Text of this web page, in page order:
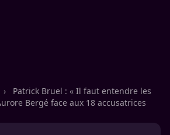
›
Patrick Bruel : « Il faut entendre les
Bergé face aux 18 accusatrices